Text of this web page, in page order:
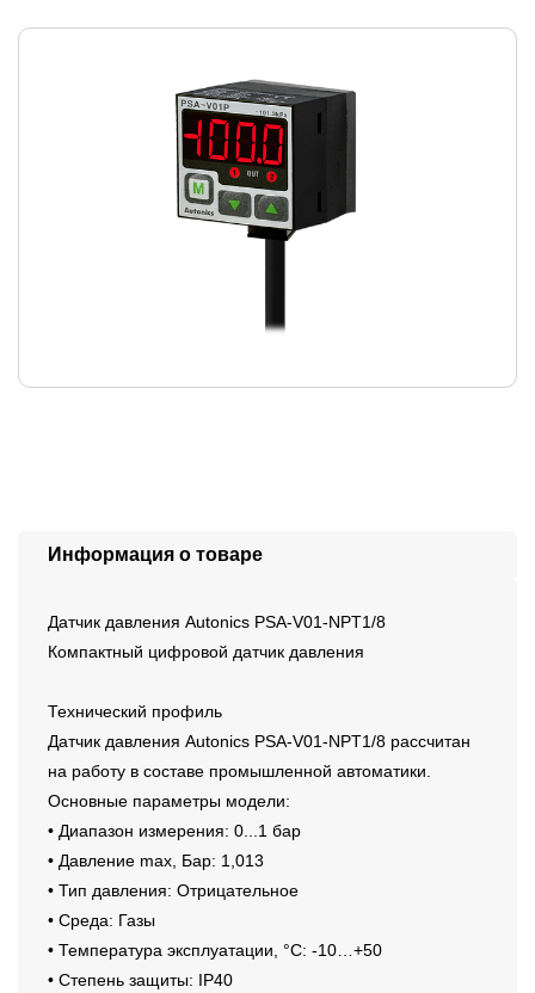
Информация о товаре
Датчик давления Autonics PSA-V01-NPT1/8
Компактный цифровой датчик давления
Технический профиль
Датчик давления Autonics PSA-V01-NPT1/8 рассчитан
на работу в составе промышленной автоматики.
Основные параметры модели:
• Диапазон измерения: 0...1 бар
• Давление max, Бар: 1,013
• Тип давления: Отрицательное
• Среда: Газы
• Температура эксплуатации, °C: -10…+50
• Степень защиты: IP40